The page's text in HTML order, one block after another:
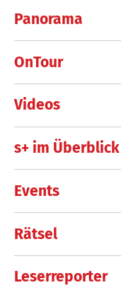
Panorama
OnTour
Videos
s+ im Überblick
Events
Rätsel
Leserreporter